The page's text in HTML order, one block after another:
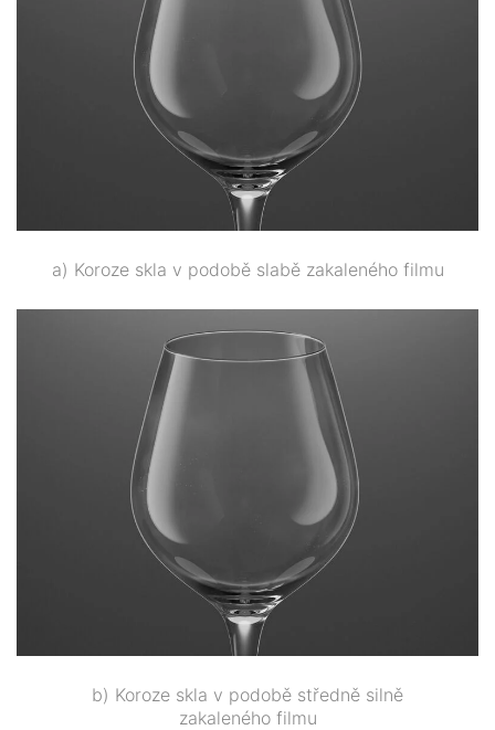
a) Koroze skla v podobě slabě zakaleného filmu
b) Koroze skla v podobě středně silně
zakaleného filmu